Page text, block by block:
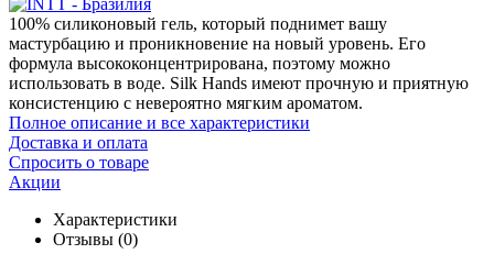
100% силиконовый гель, который поднимет вашу
мастурбацию и проникновение на новый уровень. Его
формула высококонцентрирована, поэтому можно
использовать в воде. Silk Hands имеют прочную и приятную
консистенцию с невероятно мягким ароматом.
Полное описание и все характеристики
Доставка и оплата
Спросить о товаре
Акции
Характеристики
Отзывы (0)